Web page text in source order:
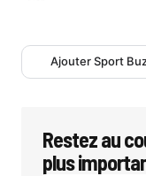
Ajouter Sport
Restez au
plus